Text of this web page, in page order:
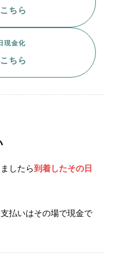
ちら
現金化
ちら
したら到着したその日
払いはその場で現金で